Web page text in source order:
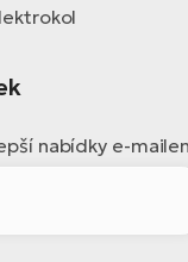
nabídky e-